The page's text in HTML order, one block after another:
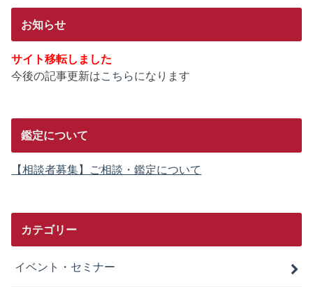
お知らせ
サイト移転しました
今後の記事更新はこちらになります
鑑定について
【相談者募集】ご相談・鑑定について
カテゴリー
イベント・セミナー